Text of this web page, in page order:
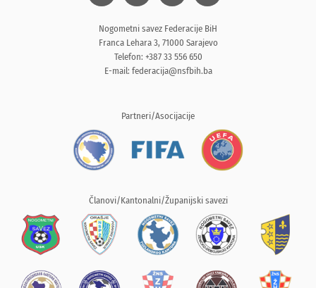
Nogometni savez Federacije BiH
Franca Lehara 3, 71000 Sarajevo
Telefon: +387 33 556 650
E-mail: federacija@nsfbih.ba
Partneri/Asocijacije
Članovi/Kantonalni/Županijski savezi